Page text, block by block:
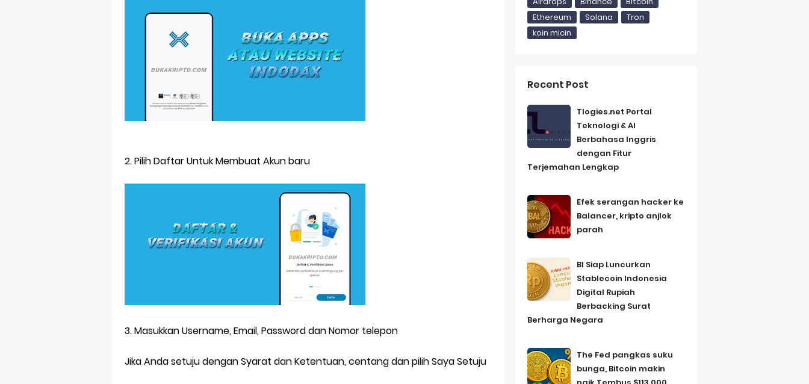
Trump Izinkan Aset Kripto dalam Rencana Pensiun 401(k) Kebijakan Baru dari Gedung Putih
Jumlah Bitcoin di Exchange Terus Menurun
Bagaimana Stablecoin Menyesuaikan Harga Aslinya
Tlogies.net Portal Teknologi & AI Berbahasa Inggris dengan Fitur Terjemahan Lengkap
Saturday, 8 August
2. Pilih Daftar Untuk Membuat Akun baru
3. Masukkan Username, Email, Password dan Nomor telepon
Jika Anda setuju dengan Syarat dan Ketentuan, centang dan pilih Saya Setuju
Ethereum
Solana
Tron
koin micin
Recent Post
Tlogies.net Portal
Teknologi & AI
Berbahasa Inggris
dengan Fitur
Terjemahan Lengkap
Efek serangan hacker ke
Balancer, kripto anjlok
parah
BI Siap Luncurkan
Stablecoin Indonesia
Digital Rupiah
Berbacking Surat
Berharga Negara
The Fed pangkas suku
bunga, Bitcoin makin